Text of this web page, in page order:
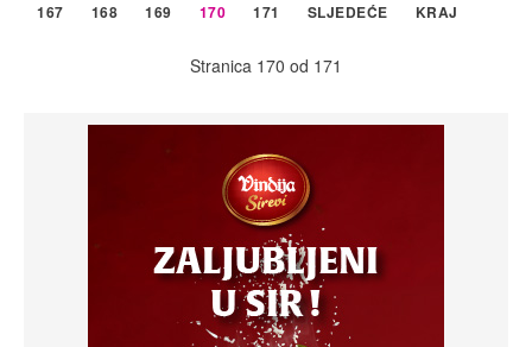
167
168 169 170 171 SLJEDEĆE KRAJ
Stranica 170 od 171